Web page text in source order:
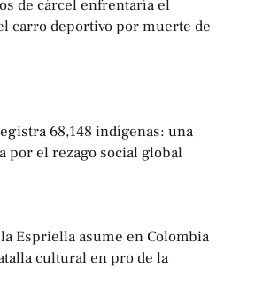
de cárcel enfrentaría el
carro deportivo por muerte de
68,148 indígenas: una
por el rezago social global
Espriella asume en Colombia
cultural en pro de la